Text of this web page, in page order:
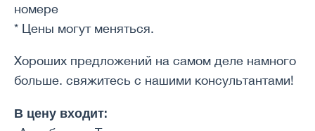
номере
* Цены могут меняться.
Хороших предложений на самом деле намного
больше. свяжитесь с нашими консультантами!
В цену входит: